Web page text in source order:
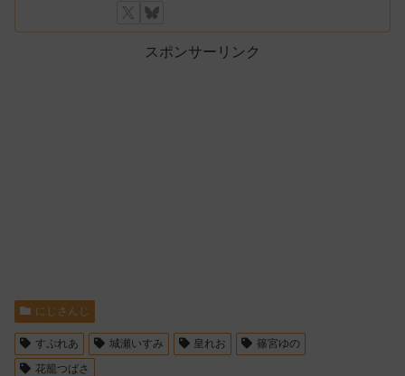
スポンサーリンク
にじさんじ
すぷれあ 城瀬いすみ 皇れお
篠宮ゆの
花籠つばさ